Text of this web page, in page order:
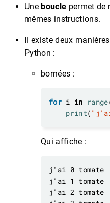
Uneboucle permet de
mêmes instructions.
Il existe deux
Python :
bornées :
for i in range
print(
Qui affiche :